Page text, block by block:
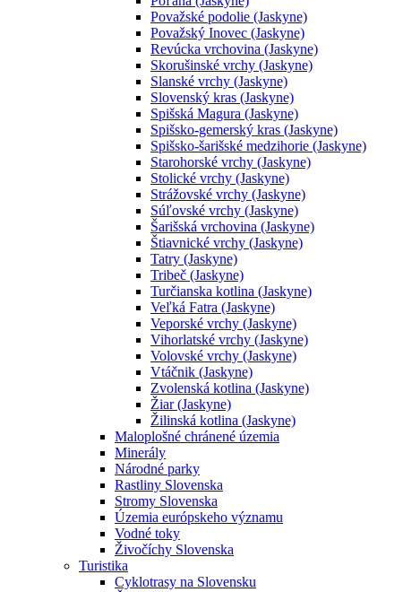
Považské podolie (Jaskyne)
Považský Inovec (Jaskyne)
Revúcka vrchovina (Jaskyne)
Skorušinské vrchy (Jaskyne)
Slanské vrchy (Jaskyne)
Slovenský kras (Jaskyne)
Spišská Magura (Jaskyne)
Spišsko-gemerský kras (Jaskyne)
Spišsko-šarišské medzihorie (Jaskyne)
Starohorské vrchy (Jaskyne)
Stolické vrchy (Jaskyne)
Strážovské vrchy (Jaskyne)
Súľovské vrchy (Jaskyne)
Šarišská vrchovina (Jaskyne)
Štiavnické vrchy (Jaskyne)
Tatry (Jaskyne)
Tribeč (Jaskyne)
Turčianska kotlina (Jaskyne)
Veľká Fatra (Jaskyne)
Veporské vrchy (Jaskyne)
Vihorlatské vrchy (Jaskyne)
Volovské vrchy (Jaskyne)
Vtáčnik (Jaskyne)
Zvolenská kotlina (Jaskyne)
Žiar (Jaskyne)
Žilinská kotlina (Jaskyne)
Maloplošné chránené územia
Minerály
Národné parky
Rastliny Slovenska
Stromy Slovenska
Územia európskeho významu
Vodné toky
Živočíchy Slovenska
Turistika
Cyklotrasy na Slovensku